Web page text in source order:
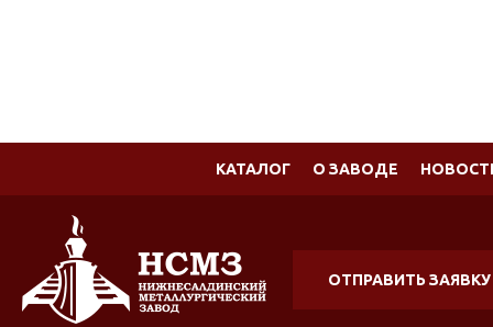
КАТАЛОГ О ЗАВОДЕ
ОТПРАВИТЬ ЗАЯВКУ